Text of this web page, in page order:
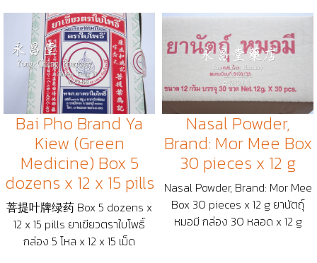
Bai Pho Brand Ya
Kiew (Green
Medicine) Box 5
dozens x 12 x 15 pills
菩提叶牌绿药 Box 5 dozens x
12 x 15 pills ยาเขียวตราใบโพธิ์
กล่อง 5 โหล x 12 x 15 เม็ด
Nasal Powder,
Brand: Mor Mee Box
30 pieces x 12 g
Nasal Powder, Brand: Mor Mee
Box 30 pieces x 12 g ยานัตถุ์
หมอมี กล่อง 30 หลอด x 12 g